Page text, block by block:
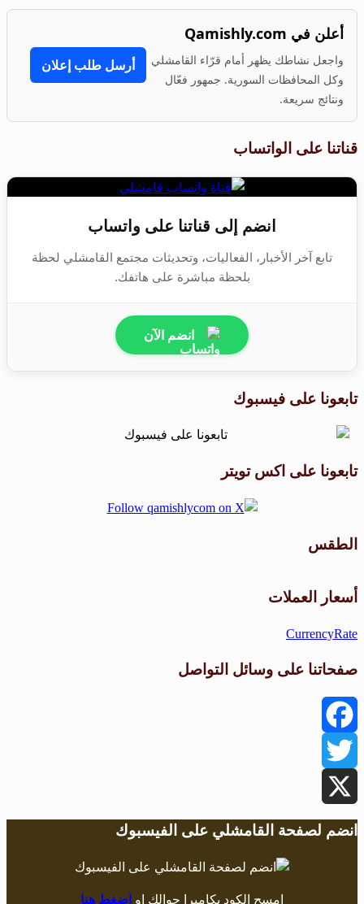
أعلن في Qamishly.com
واجعل نشاطك يظهر أمام قرّاء القامشلي
وكل المحافظات السورية. جمهور فعّال
ونتائج سريعة.
أرسل طلب إعلان
قناتنا على الواتساب
انضم إلى قناتنا على واتساب
تابع آخر الأخبار، الفعاليات، وتحديثات مجتمع القامشلي لحظة
بلحظة مباشرة على هاتفك.
انضم الآن
تابعونا على فيسبوك
تابعونا على اكس تويتر
الطقس
أسعار العملات
CurrencyRate
صفحاتنا على وسائل التواصل
Facebook
Twitter
X
انضم لصفحة القامشلي على الفيسبوك
امسح الكود بكاميرا جوالك او اضغط هنا